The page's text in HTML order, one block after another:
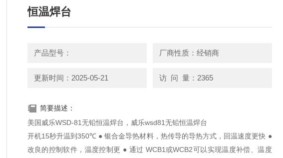
恒温焊台
产品型号： 厂商性质：经销商
更新时间：2025-05-21 访 问 量：2365
简要描述：
美国威乐WSD-81无铅恒温焊台，威乐wsd81无铅恒温焊台
开机15秒升温到350℃ ● 银合金导热材料，热传导的导热方式，回温速度更快 ●
改良的控制软件，温度控制更 ● 通过 WCB1或WCB2可以实现温度补偿、温度